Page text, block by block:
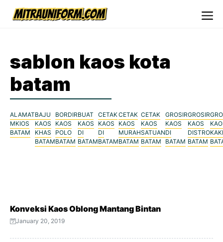
Skip
sablon kaos kota
batam
ALAMAT
MKIOS
BATAM
BAJU
KAOS
KHAS
BATAM
BORDIR
KAOS
POLO
BATAM
BUAT
KAOS
DI
BATAM
CETAK
KAOS
DI
BATAM
CETAK
KAOS
MURAH
BATAM
CETAK
KAOS
SATUAN
BATAM
GROSIR
KAOS
DI
BATAM
GROSIR
KAOS
DISTRO
BATAM
KAKI
Konveksi Kaos Oblong Mantang Bintan
January 20, 2019